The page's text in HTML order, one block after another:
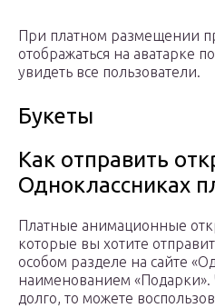
При платном размещении
отображаться на аватарке
увидеть все пользователи.
Букеты
Как отправить
Одноклассниках
Платные анимационные
которые вы хотите
особом разделе на сайте
наименованием «Подарки».
долго, то можете